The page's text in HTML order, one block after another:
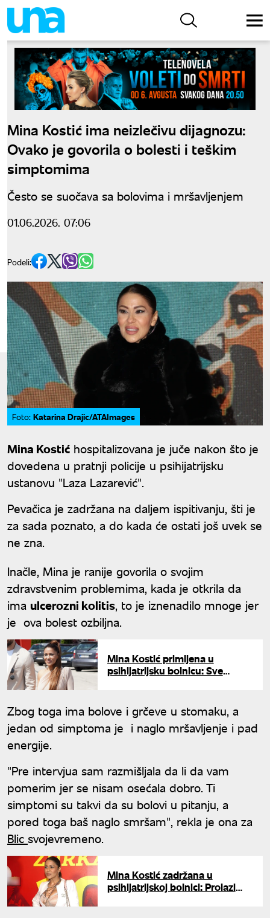
Mina Kostić ima neizlečivu dijagnozu:
Ovako je govorila o bolesti i teškim
simptomima
Često se suočava sa bolovima i mršavljenjem
01.06.2026. 07:06
Podeli:
Foto: Katarina Drajic/ATAImages
Mina Kostić hospitalizovana je juče nakon što je
dovedena u pratnji policije u psihijatrijsku
ustanovu "Laza Lazarević".
Pevačica je zadržana na daljem ispitivanju, šti je
za sada poznato, a do kada će ostati još uvek se
ne zna.
Inačle, Mina je ranije govorila o svojim
zdravstvenim problemima, kada je otkrila da
ima ulcerozni kolitis, to je iznenadilo mnoge jer
je ova bolest ozbiljna.
Mina Kostić primljena u
psihijatrijsku bolnicu: Sve
Zbog toga ima bolove i grčeve u stomaku, a
jedan od simptoma je i naglo mršavljenje i pad
energije.
"Pre intervjua sam razmišljala da li da vam
pomerim jer se nisam osećala dobro. Ti
simptomi su takvi da su bolovi u pitanju, a
pored toga baš naglo smršam", rekla je ona za
Blic svojevremeno.
Mina Kostić zadržana u
psihijatrijskoj bolnici: Prolazi